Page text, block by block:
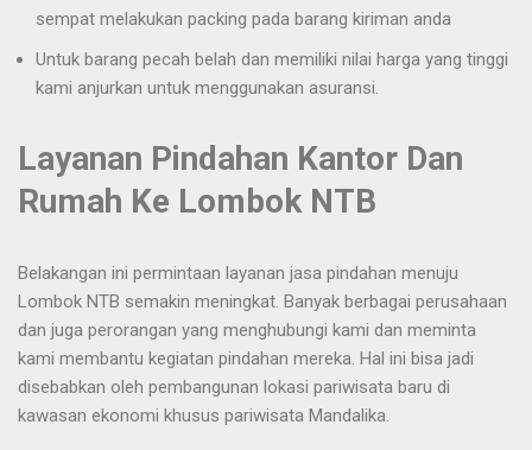
sempat melakukan packing pada barang kiriman anda
Untuk barang pecah belah dan memiliki nilai harga yang tinggi
kami anjurkan untuk menggunakan asuransi.
Layanan Pindahan Kantor Dan
Rumah Ke Lombok NTB
Belakangan ini permintaan layanan jasa pindahan menuju
Lombok NTB semakin meningkat. Banyak berbagai perusahaan
dan juga perorangan yang menghubungi kami dan meminta
kami membantu kegiatan pindahan mereka. Hal ini bisa jadi
disebabkan oleh pembangunan lokasi pariwisata baru di
kawasan ekonomi khusus pariwisata Mandalika.